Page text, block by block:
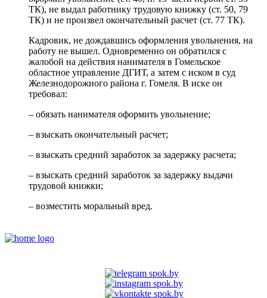
ТК), не выдал работнику трудовую книжку (ст. 50, 79
ТК) и не произвел окончательный расчет (ст. 77 ТК).
Кадровик, не дождавшись оформления увольнения, на
работу не вышел. Одновременно он обратился с
жалобой на действия нанимателя в Гомельское
областное управление ДГИТ, а затем с иском в суд
Железнодорожного района г. Гомеля. В иске он
требовал:
– обязать нанимателя оформить увольнение;
– взыскать окончательный расчет;
– взыскать средний заработок за задержку расчета;
– взыскать средний заработок за задержку выдачи
трудовой книжки;
– возместить моральный вред.